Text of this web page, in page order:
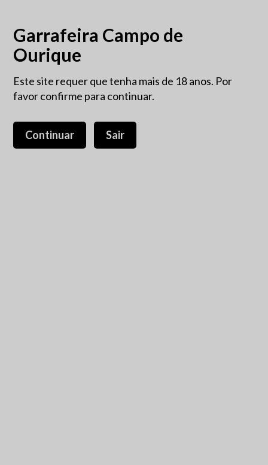
Garrafeira Campo de
Ourique
Este site requer que tenha mais de 18 anos. Por
favor confirme para continuar.
Continuar Sair